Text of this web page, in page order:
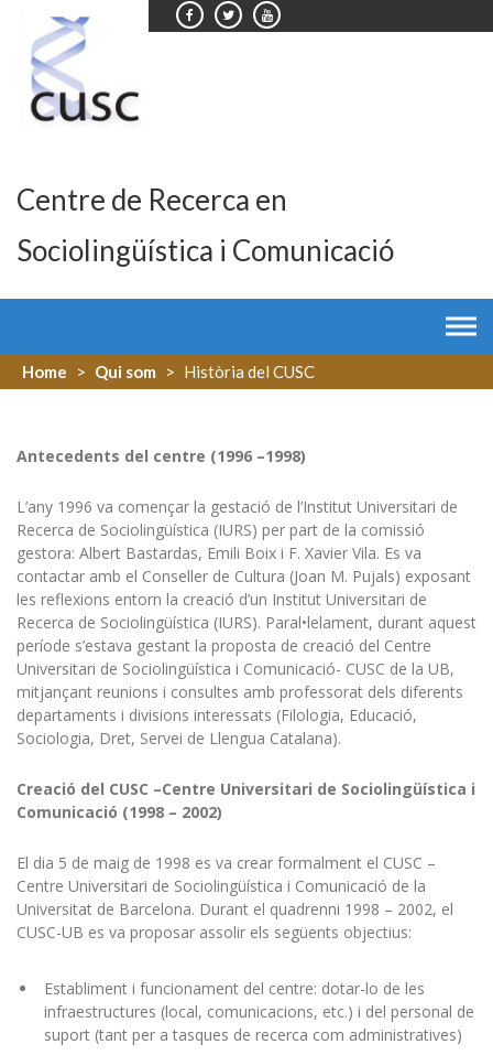
content
Centre de Recerca en
Sociolingüística i Comunicació
Home > Qui som > Història del CUSC
Antecedents del centre (1996 –1998)
L’any 1996 va començar la gestació de l’Institut Universitari de
Recerca de Sociolingüística (IURS) per part de la comissió
gestora: Albert Bastardas, Emili Boix i F. Xavier Vila. Es va
contactar amb el Conseller de Cultura (Joan M. Pujals) exposant
les reflexions entorn la creació d’un Institut Universitari de
Recerca de Sociolingüística (IURS). Paral•lelament, durant aquest
període s’estava gestant la proposta de creació del Centre
Universitari de Sociolingüística i Comunicació- CUSC de la UB,
mitjançant reunions i consultes amb professorat dels diferents
departaments i divisions interessats (Filologia, Educació,
Sociologia, Dret, Servei de Llengua Catalana).
Creació del CUSC –Centre Universitari de Sociolingüística i
Comunicació (1998 – 2002)
El dia 5 de maig de 1998 es va crear formalment el CUSC –
Centre Universitari de Sociolingüística i Comunicació de la
Universitat de Barcelona. Durant el quadrenni 1998 – 2002, el
CUSC-UB es va proposar assolir els següents objectius:
Establiment i funcionament del centre: dotar-lo de les
infraestructures (local, comunicacions, etc.) i del personal de
suport (tant per a tasques de recerca com administratives)